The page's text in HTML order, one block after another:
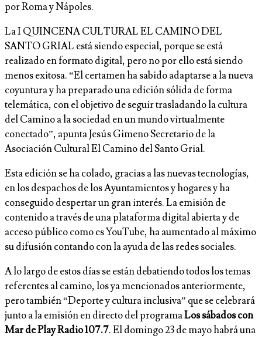
por Roma y Nápoles.
La I QUINCENA CULTURAL EL CAMINO DEL
SANTO GRIAL está siendo especial, porque se está
realizado en formato digital, pero no por ello está siendo
menos exitosa. “El certamen ha sabido adaptarse a la nueva
coyuntura y ha preparado una edición sólida de forma
telemática, con el objetivo de seguir trasladando la cultura
del Camino a la sociedad en un mundo virtualmente
conectado”, apunta Jesús Gimeno Secretario de la
Asociación Cultural El Camino del Santo Grial.
Esta edición se ha colado, gracias a las nuevas tecnologías,
en los despachos de los Ayuntamientos y hogares y ha
conseguido despertar un gran interés. La emisión de
contenido a través de una plataforma digital abierta y de
acceso público como es YouTube, ha aumentado al máximo
su difusión contando con la ayuda de las redes sociales.
A lo largo de estos días se están debatiendo todos los temas
referentes al camino, los ya mencionados anteriormente,
pero también “Deporte y cultura inclusiva” que se celebrará
junto a la emisión en directo del programaLos sábados con
Mar de Play Radio 107.7. El domingo 23 de mayo habrá una